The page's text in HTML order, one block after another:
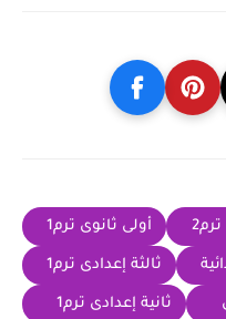
أولى ثانوى ترم1
ثالثة إعدادى ترم1
ثانية إعدادى ترم1